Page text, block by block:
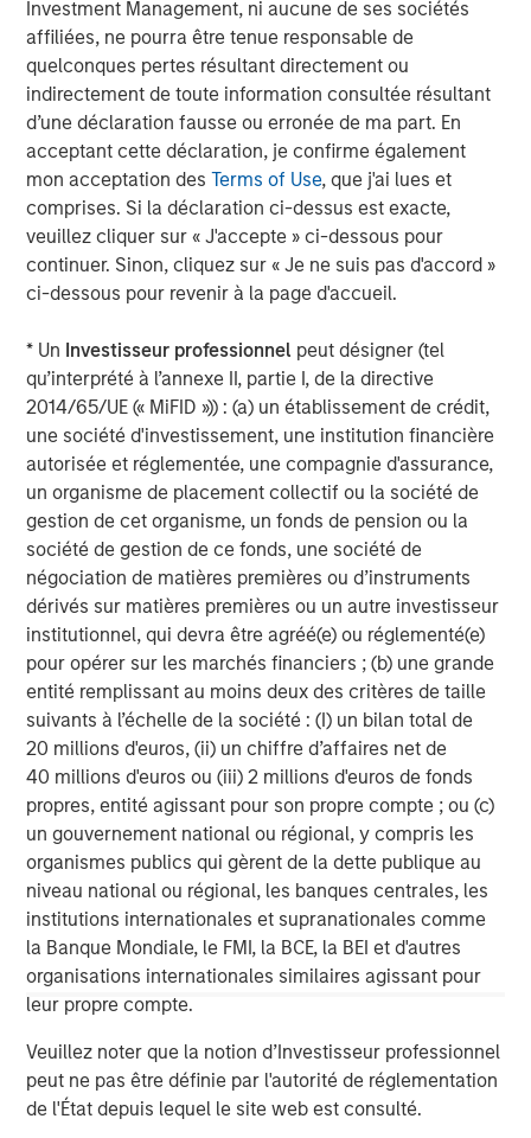
Investment Management, ni aucune de ses sociétés
affiliées, ne pourra être tenue responsable de
quelconques pertes résultant directement ou
indirectement de toute information consultée résultant
d’une déclaration fausse ou erronée de ma part. En
acceptant cette déclaration, je confirme également
mon acceptation desTerms of Use, que j'ai lues et
comprises. Si la déclaration ci-dessus est exacte,
veuillez cliquer sur « J'accepte » ci-dessous pour
continuer. Sinon, cliquez sur « Je ne suis pas d'accord »
ci-dessous pour revenir à la page d'accueil.
* Un Investisseur professionnel peut désigner (tel
qu’interprété à l’annexe II, partie I, de la directive
2014/65/UE (« MiFID »)) : (a) un établissement de crédit,
une société d'investissement, une institution financière
autorisée et réglementée, une compagnie d'assurance,
un organisme de placement collectif ou la société de
gestion de cet organisme, un fonds de pension ou la
société de gestion de ce fonds, une société de
négociation de matières premières ou d’instruments
dérivés sur matières premières ou un autre investisseur
institutionnel, qui devra être agréé(e) ou réglementé(e)
pour opérer sur les marchés financiers ; (b) une grande
entité remplissant au moins deux des critères de taille
suivants à l’échelle de la société : (I) un bilan total de
20 millions d'euros, (ii) un chiffre d’affaires net de
40 millions d'euros ou (iii) 2 millions d'euros de fonds
propres, entité agissant pour son propre compte ; ou (c)
un gouvernement national ou régional, y compris les
organismes publics qui gèrent de la dette publique au
niveau national ou régional, les banques centrales, les
institutions internationales et supranationales comme
la Banque Mondiale, le FMI, la BCE, la BEI et d'autres
organisations internationales similaires agissant pour
leur propre compte.
Veuillez noter que la notion d’Investisseur professionnel
peut ne pas être définie par l'autorité de réglementation
de l'État depuis lequel le site web est consulté.
bench with broad set of specializations, and multiple
plants with capacity across the US." Mark Sturtevant will
continue to manage day-to-day operations of the iMARK
facility and will be fully involved in efforts to serve
current and future iMARK and Comar customers.
Mike Ruggieri, CEO of Comar, commented, "We are so
excited to be welcoming Mark and Linda Sturtevant and
their outstanding team to the Comar organization. Over
the last 20 years, Mark and Linda have built a high
performance, customer-centric team with the best
across the industry. They truly know how to serve their
customers with parts right the first time… and repeat that
reliably. We look forward to partnering with them to better
serve our current and prospective customers with new
capacity and capabilities. And we look forward to
continuing to acquire strategic and complementary
businesses like iMARK."
Comar, headquartered in Voorhees, New Jersey, has nine
strategic manufacturing and distribution locations
across the United States and employs a host of rigid
plastic packaging technologies including injection
molding, injection blow molding, injection stretch blow
molding, and extrusion blow molding which are
complemented by a full suite of value-added service
offerings. Comar's principal owners are investment funds
managed by Morgan Stanley Capital Partners.
Morgan Stanley Capital Partners, part ofMorgan Stanley
Investment Management, is a leading middle-market
private equity firm that has invested capital in a broad
spectrum of industries for over two decades, focused
primarily on investing in North American-based
companies. They seek to create value by directly
founder/family-managed companies to accelerate their
growth initiatives.